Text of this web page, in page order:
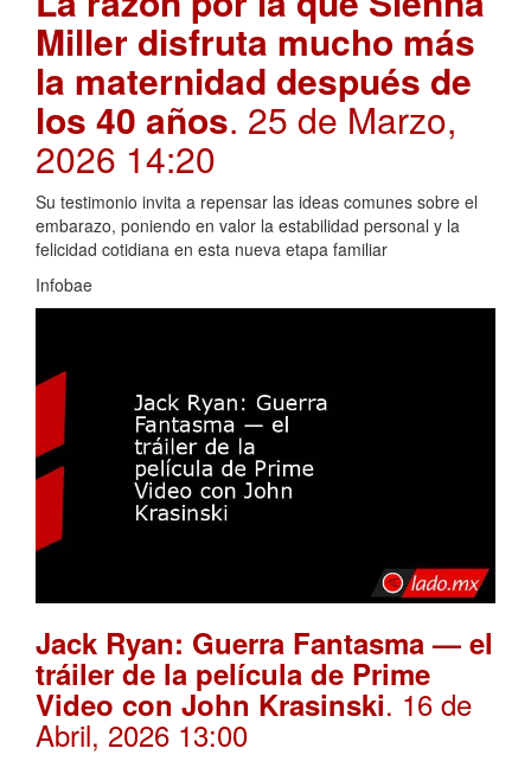
Miller disfruta mucho más
la maternidad después de
los 40 años. 25 de Marzo,
2026 14:20
Su testimonio invita a repensar las ideas comunes sobre el
embarazo, poniendo en valor la estabilidad personal y la
felicidad cotidiana en esta nueva etapa familiar
Infobae
Jack Ryan: Guerra Fantasma — el
tráiler de la película de Prime
Video con John Krasinski. 16 de
Abril, 2026 13:00